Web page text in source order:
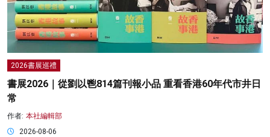
2026書展巡禮
書展2026｜從劉以鬯814篇刊報小品 重看香港60年代市井日
常
作者: 本社編輯部
2026-08-06